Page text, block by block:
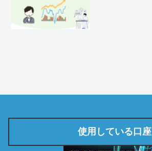
使用している口座